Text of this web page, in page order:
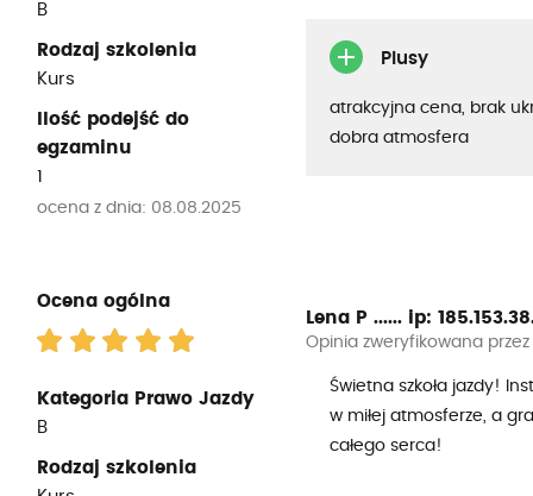
B
Rodzaj szkolenia
Kurs
Ilość podejść do
egzaminu
1
ocena z dnia: 08.08.2025
Plusy
atrakcyjna cena, brak
dobra atmosfera
Ocena ogólna
Kategoria Prawo Jazdy
B
Rodzaj szkolenia
Lena P ...... ip:
Opinia zweryfikowana
Świetna szkoła jazdy!
w miłej atmosferze, a
całego serca!